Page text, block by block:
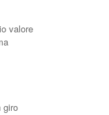
valore
giro